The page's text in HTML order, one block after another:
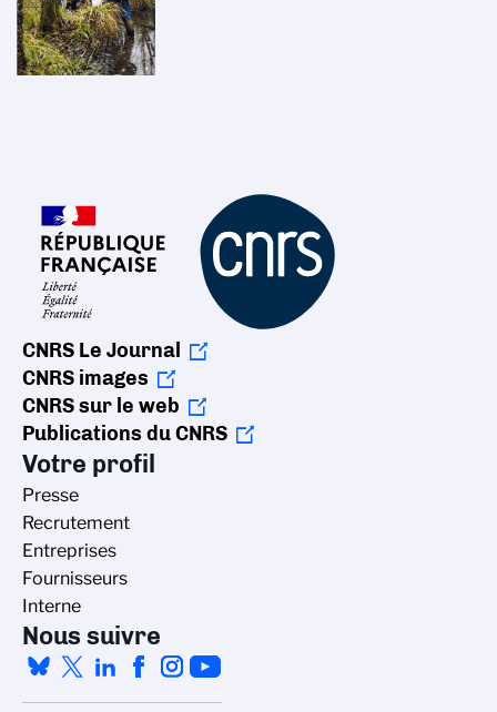
CNRS Le Journal
CNRS images
CNRS sur le web
Publications du CNRS
Votre profil
Presse
Recrutement
Entreprises
Fournisseurs
Interne
Nous suivre